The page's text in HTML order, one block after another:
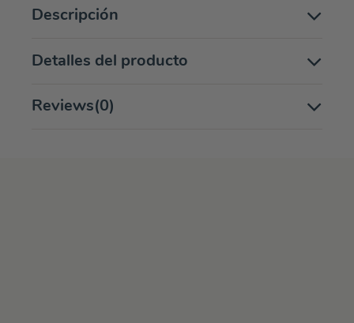
Descripción
Detalles del producto
Reviews(0)